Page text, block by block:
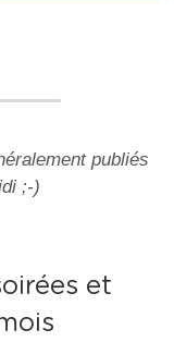
publiés
;-)
et